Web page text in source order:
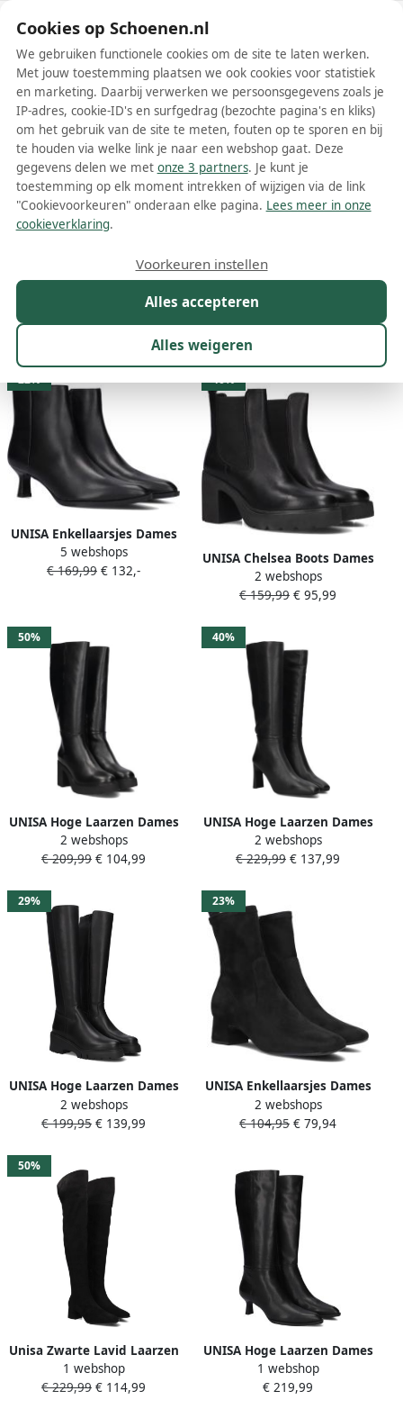
Schoenen.nl
Wis filters Alle filters
Zwarte Unisa dames laarzen
Meer lezen
Model Kleur
64 resultaten:
22%
UNISA Enkellaarsjes Dames
Lomas Maat: 39 Materiaal:
Leer Kleur: Zwart
5 webshops
€ 169,99 € 132,-
40%
UNISA Chelsea Boots Dames
Klino Maat: 37 Materiaal:
Leer Kleur: Zwart
2 webshops
€ 159,99 € 95,99
50%
UNISA Hoge Laarzen Dames
Kayli Maat: 38 Materiaal:
Leer Kleur: Zwart
2 webshops
€ 209,99 € 104,99
40%
UNISA Hoge Laarzen Dames
Wolcot Maat: 40 Materiaal:
Leer Kleur: Zwart
2 webshops
€ 229,99 € 137,99
29%
UNISA Hoge Laarzen Dames
Jace Maat: 39 Materiaal:
Leer Kleur: Zwart
2 webshops
€ 199,95 € 139,99
23%
UNISA Enkellaarsjes Dames
Lemico Maat: 37 Materiaal:
Suèdelook Kleur: Zwart
2 webshops
€ 104,95 € 79,94
50%
Unisa Zwarte Lavid Laarzen
voor Stijlvolle Seizoenen
1 webshop
€ 229,99 € 114,99
UNISA Hoge Laarzen Dames
Lebras Maat: 41 Materiaal:
Leer Kleur: Zwart
1 webshop
€ 219,99
Cookies op Schoenen.nl
We gebruiken functionele cookies om de site te laten werken.
Met jouw toestemming plaatsen we ook cookies voor statistiek
en marketing. Daarbij verwerken we persoonsgegevens zoals je
IP-adres, cookie-ID's en surfgedrag (bezochte pagina's en kliks)
om het gebruik van de site te meten, fouten op te sporen en bij
te houden via welke link je naar een webshop gaat. Deze
gegevens delen we met onze 3 partners. Je kunt je
toestemming op elk moment intrekken of wijzigen via de link
"Cookievoorkeuren" onderaan elke pagina. Lees meer in onze
cookieverklaring.
Alles accepteren
Alles weigeren
Voorkeuren instellen